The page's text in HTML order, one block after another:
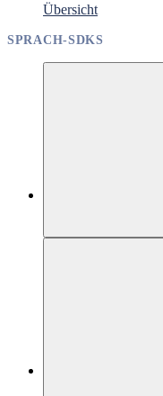
Übersicht
SPRACH-SDKS